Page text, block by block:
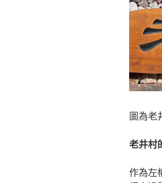
圖為老
老井村
作為左